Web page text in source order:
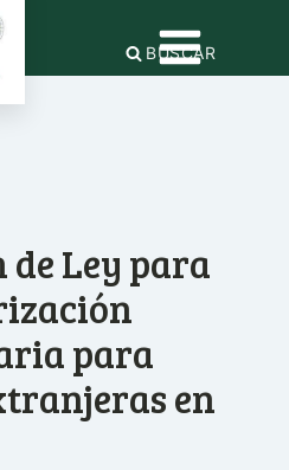
BUSCAR
Ley para
para
en